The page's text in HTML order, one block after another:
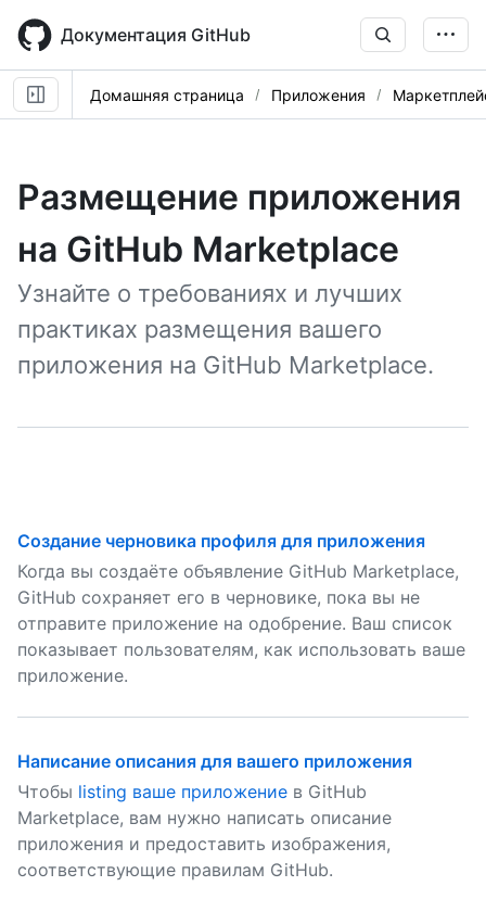
main
content
Документация GitHub
Домашняя страница Приложения
Размещение приложения
на GitHub Marketplace
Узнайте о требованиях и лучших
практиках размещения вашего
приложения на GitHub Marketplace.
Создание черновика профиля для приложения
Когда вы создаёте объявление GitHub Marketplace,
GitHub сохраняет его в черновике, пока вы не
отправите приложение на одобрение. Ваш список
показывает пользователям, как использовать ваше
приложение.
Написание описания для вашего приложения
Чтобы listing ваше приложение в GitHub
Marketplace, вам нужно написать описание
приложения и предоставить изображения,
соответствующие правилам GitHub.